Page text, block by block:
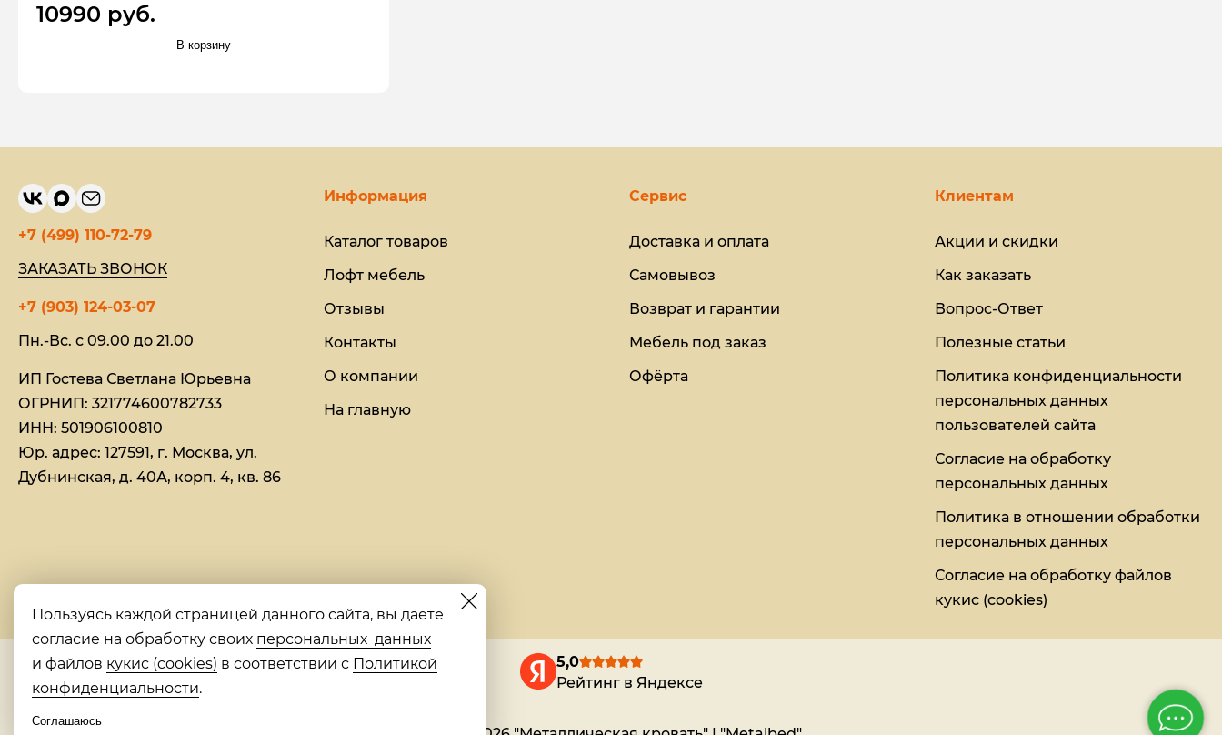
10990 руб.
В корзину
+7 (499) 110-72-79
ЗАКАЗАТЬ ЗВОНОК
+7 (903) 124-03-07
Пн.-Вс. с 09.00 до 21.00
ИП Гостева Светлана Юрьевна​
ОГРНИП: 321774600782733
ИНН: 501906100810
Юр. адрес: 127591, г. Москва, ул.
Дубнинская, д. 40А, корп. 4, кв. 86
Информация
Каталог товаров
Лофт мебель
Отзывы
Контакты
О компании
На главную
Сервис
Доставка и оплата
Самовывоз
Возврат и гарантии
Мебель под заказ
Офёрта
Клиентам
Акции и скидки
Как заказать
Вопрос-Ответ
Полезные статьи
Политика конфиденциальности
персональных данных
пользователей сайта
Согласие на обработку
персональных данных
Политика в отношении обработки
персональных данных
Согласие на обработку файлов
кукис (cookies)
5,0
Рейтинг в Яндексе
Пользуясь каждой страницей данного сайта, вы даете
согласие на обработку своих персональных данных
и файлов кукис (cookies) в соответствии с Политикой
конфиденциальности.
Соглашаюсь